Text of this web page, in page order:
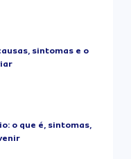
sintomas e o
o que é, sintomas,